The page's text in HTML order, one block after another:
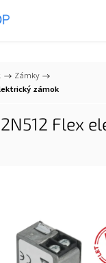
805 info@tesa-
/ Zámky /
zámok
2N512 Flex